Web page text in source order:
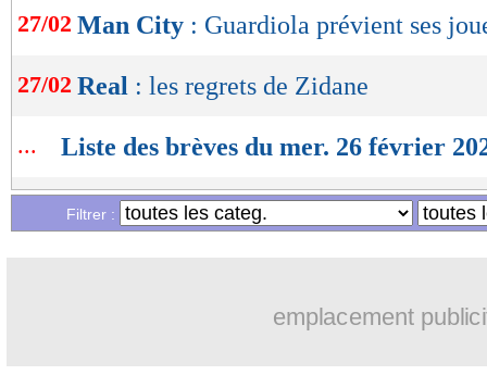
27/02 Man City : Guardiola prévient ses
27/02 Real : les regrets de Zidane
... Liste des brèves du mer. 26 février
Liste des brèves du mar. 25 février
Filtrer :
emplacement